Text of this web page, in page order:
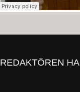
REDAKTÖREN